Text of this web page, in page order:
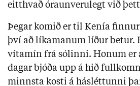
eitthvað óraunverulegt við
Þegar komið er til Kenía
því að líkamanum líður betur.
vítamín frá sólinni. Honum er
dagar bjóða upp á hið
minnsta kosti á hásléttunni